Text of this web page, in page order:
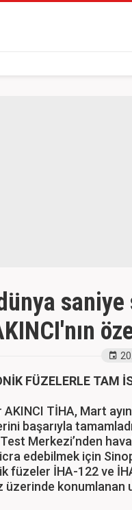
saniye
FÜZELERLE TAM
AKINCI TİHA, Mart
başarıyla
Merkezi’nden
edebilmek için
füzeler İHA-122 ve
üzerinde